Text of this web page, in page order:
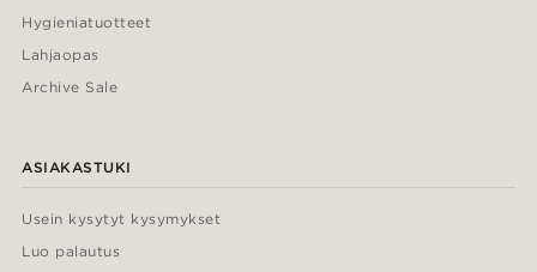
Hygieniatuotteet
Lahjaopas
Archive Sale
ASIAKASTUKI
Usein kysytyt kysymykset
Luo palautus